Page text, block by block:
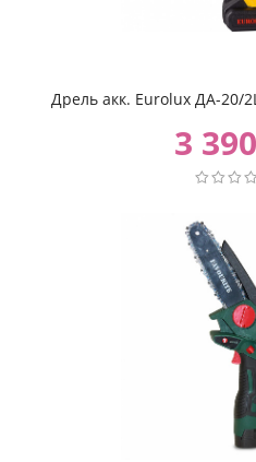
Дрель акк. Eurolux ДА-20/
3